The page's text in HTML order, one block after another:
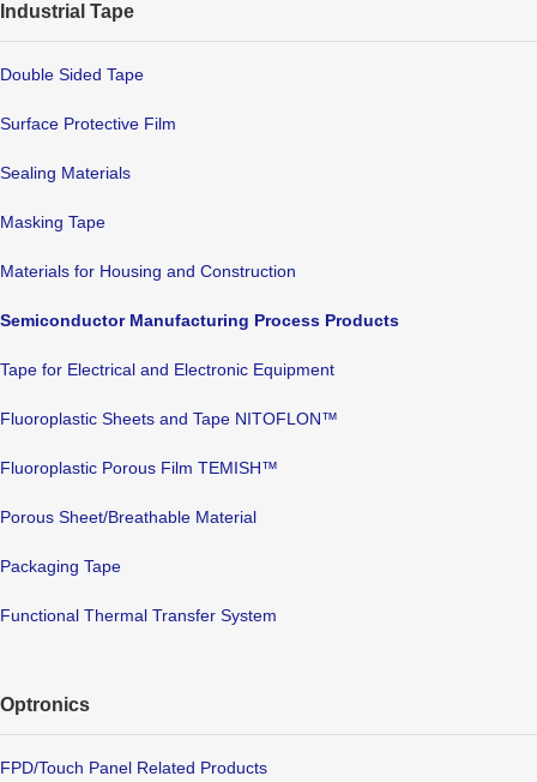
Industrial Tape
Double Sided Tape
Surface Protective Film
Sealing Materials
Masking Tape
Materials for Housing and Construction
Semiconductor Manufacturing Process Products
Tape for Electrical and Electronic Equipment
Fluoroplastic Sheets and Tape NITOFLON™
Fluoroplastic Porous Film TEMISH™
Porous Sheet/Breathable Material
Packaging Tape
Functional Thermal Transfer System
Optronics
FPD/Touch Panel Related Products